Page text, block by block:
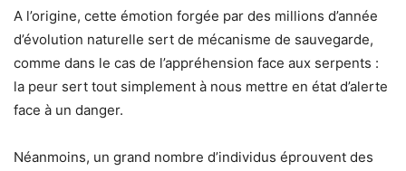
A l’origine, cette émotion forgée par des millions d’année
d’évolution naturelle sert de mécanisme de sauvegarde,
comme dans le cas de l’appréhension face aux serpents :
la peur sert tout simplement à nous mettre en état d’alerte
face à un danger.
Néanmoins, un grand nombre d’individus éprouvent des